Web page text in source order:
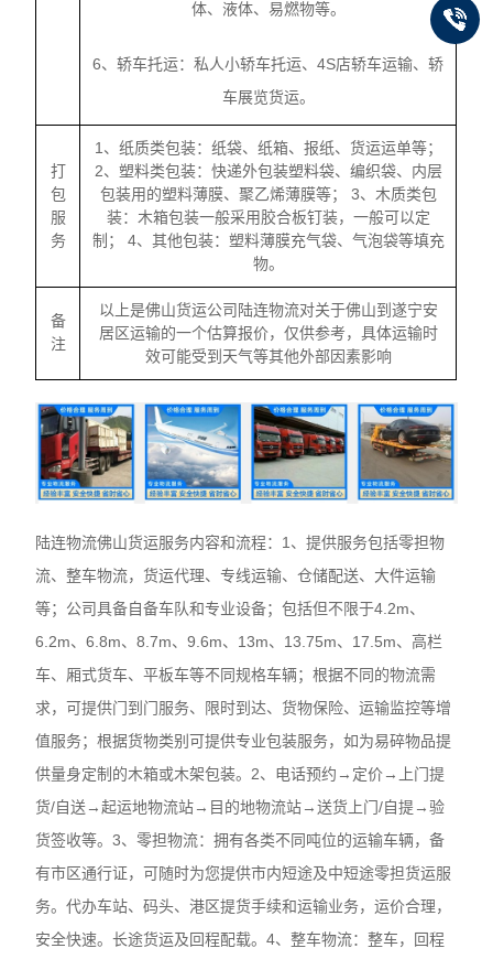
体、液体、易燃物等。
6、轿车托运：私人小轿车托运、4S店轿车运输、轿
车展览货运。
打
包
服
务
1、纸质类包装：纸袋、纸箱、报纸、货运运单等；
2、塑料类包装：快递外包装塑料袋、编织袋、内层
包装用的塑料薄膜、聚乙烯薄膜等； 3、木质类包
装：木箱包装一般采用胶合板钉装，一般可以定
制； 4、其他包装：塑料薄膜充气袋、气泡袋等填充
物。
备
注
以上是佛山货运公司陆连物流对关于佛山到遂宁安
居区运输的一个估算报价，仅供参考，具体运输时
效可能受到天气等其他外部因素影响
陆连物流佛山货运服务内容和流程：1、提供服务包括零担物
流、整车物流，货运代理、专线运输、仓储配送、大件运输
等；公司具备自备车队和专业设备；包括但不限于4.2m、
6.2m、6.8m、8.7m、9.6m、13m、13.75m、17.5m、高栏
车、厢式货车、平板车等不同规格车辆；根据不同的物流需
求，可提供门到门服务、限时到达、货物保险、运输监控等增
值服务；根据货物类别可提供专业包装服务，如为易碎物品提
供量身定制的木箱或木架包装。2、电话预约→定价→上门提
货/自送→起运地物流站→目的地物流站→送货上门/自提→验
货签收等。3、零担物流：拥有各类不同吨位的运输车辆，备
有市区通行证，可随时为您提供市内短途及中短途零担货运服
务。代办车站、码头、港区提货手续和运输业务，运价合理，
安全快速。长途货运及回程配载。4、整车物流：整车，回程